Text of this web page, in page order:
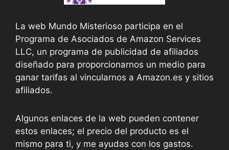
La web Mundo Misterioso participa en el
Programa de Asociados de Amazon Services
LLC, un programa de publicidad de afiliados
diseñado para proporcionarnos un medio para
ganar tarifas al vincularnos a Amazon.es y sitios
afiliados.
Algunos enlaces de la web pueden contener
estos enlaces; el precio del producto es el
mismo para ti, y me ayudas con los gastos.